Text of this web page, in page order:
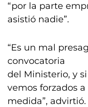
“por la parte
asistió nadie”.
“Es un mal
convocatoria
del Ministerio, y
vemos forzados
medida”, advirtió.